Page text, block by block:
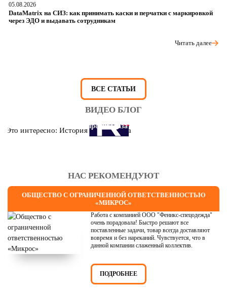
05.08.2026
DataMatrix на СИЗ: как принимать каски и перчатки с маркировкой
через ЭДО и выдавать сотрудникам
Читать далее
ВСЕ СТАТЬИ
ВИДЕО БЛОГ
Это интересно: История противогаза
НАС РЕКОМЕНДУЮТ
ОБЩЕСТВО С ОГРАНИЧЕННОЙ ОТВЕТСТВЕННОСТЬЮ
«МИКРОС»
Работа с компанией ООО "Феникс-спецодежда"
очень порадовала! Быстро решают все
поставленные задачи, товар всегда доставляют
вовремя и без нареканий. Чувствуется, что в
данной компании слаженный коллектив.
ПОДРОБНЕЕ